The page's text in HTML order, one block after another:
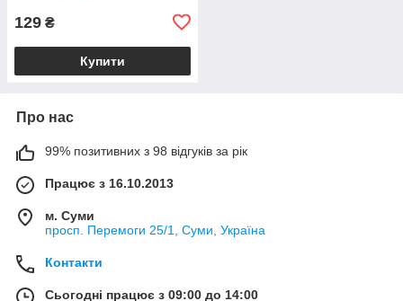
129 ₴
Купити
Про нас
99% позитивних з 98 відгуків за рік
Працює з 16.10.2013
м. Суми
просп. Перемоги 25/1, Суми, Україна
Контакти
Сьогодні працює з 09:00 до 14:00